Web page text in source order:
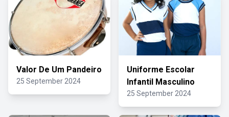
Valor De Um Pandeiro
25 September 2024
Uniforme Escolar
Infantil Masculino
25 September 2024